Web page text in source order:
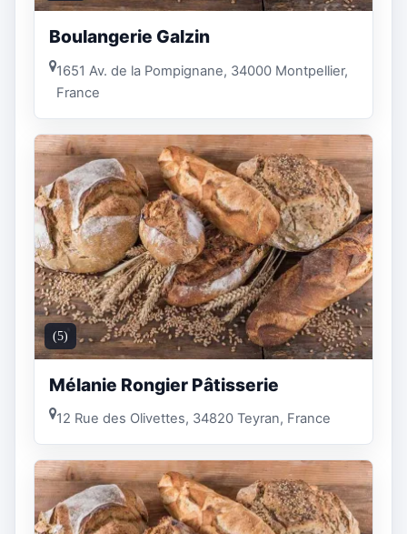
Boulangerie Galzin
1651 Av. de la Pompignane, 34000 Montpellier,
France
(5)
Mélanie Rongier Pâtisserie
12 Rue des Olivettes, 34820 Teyran, France